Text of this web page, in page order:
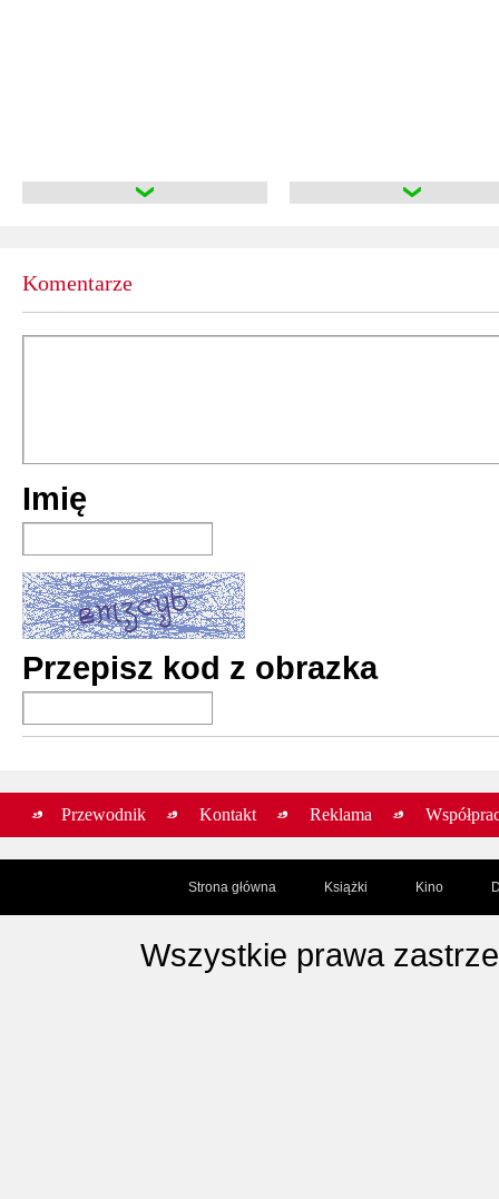
Komentarze
Imię
Przepisz kod z obrazka
Przewodnik Kontakt Reklama
Strona główna Książki Kino
Wszystkie prawa